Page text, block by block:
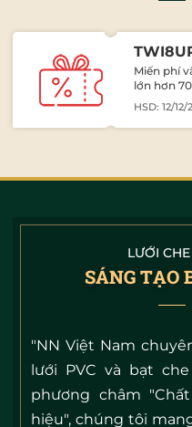
Miến phí
lớn hơn
HSD: 12/12/
LƯỚI
SÁNG TẠO
"NN Việt Nam
lưới PVC và bạt
phương châm
hiệu", chúng tôi